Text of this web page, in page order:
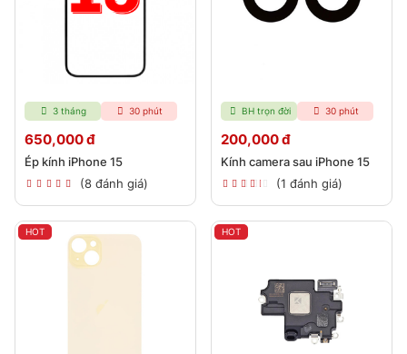
3 tháng 30 phút
650,000 đ
Ép kính iPhone 15
(8 đánh giá)
BH trọn đời 30 phút
200,000 đ
Kính camera sau iPhone 15
(1 đánh giá)
HOT HOT